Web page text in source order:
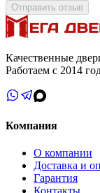
Отправить отзыв
Качественные
Работаем с 2014
Компания
О компании
Доставка и
Гарантия